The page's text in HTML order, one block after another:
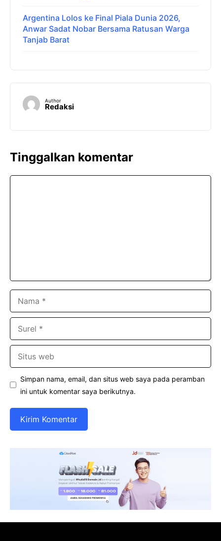
Argentina Lolos ke Final Piala Dunia 2026,
Anwar Sadat Nobar Bersama Ratusan Warga
Tanjab Barat
Author
Redaksi
Tinggalkan komentar
Simpan nama, email, dan situs web saya pada peramban
ini untuk komentar saya berikutnya.